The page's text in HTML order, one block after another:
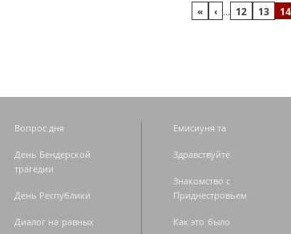
« ‹ … 12 13 14
Вопрос дня
День Бендерской
трагедии
День Республики
Диалог на равных
Емисиуня та
Здравствуйте
Знакомство с
Приднестровьем
Как это было